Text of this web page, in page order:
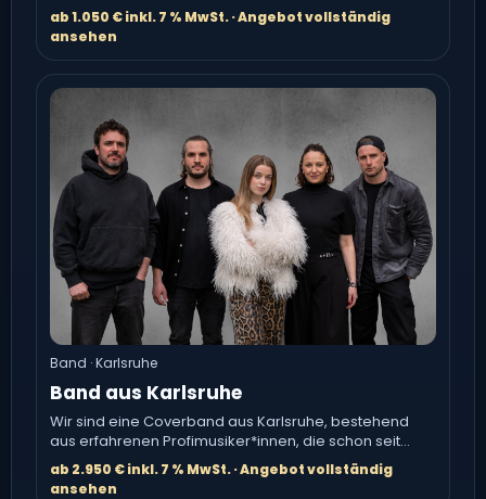
ab 1.050 € inkl. 7 % MwSt. · Angebot vollständig
ansehen
Band · Karlsruhe
Band aus Karlsruhe
Wir sind eine Coverband aus Karlsruhe, bestehend
aus erfahrenen Profimusiker*innen, die schon seit
vielen Jahren in.
ab 2.950 € inkl. 7 % MwSt. · Angebot vollständig
ansehen